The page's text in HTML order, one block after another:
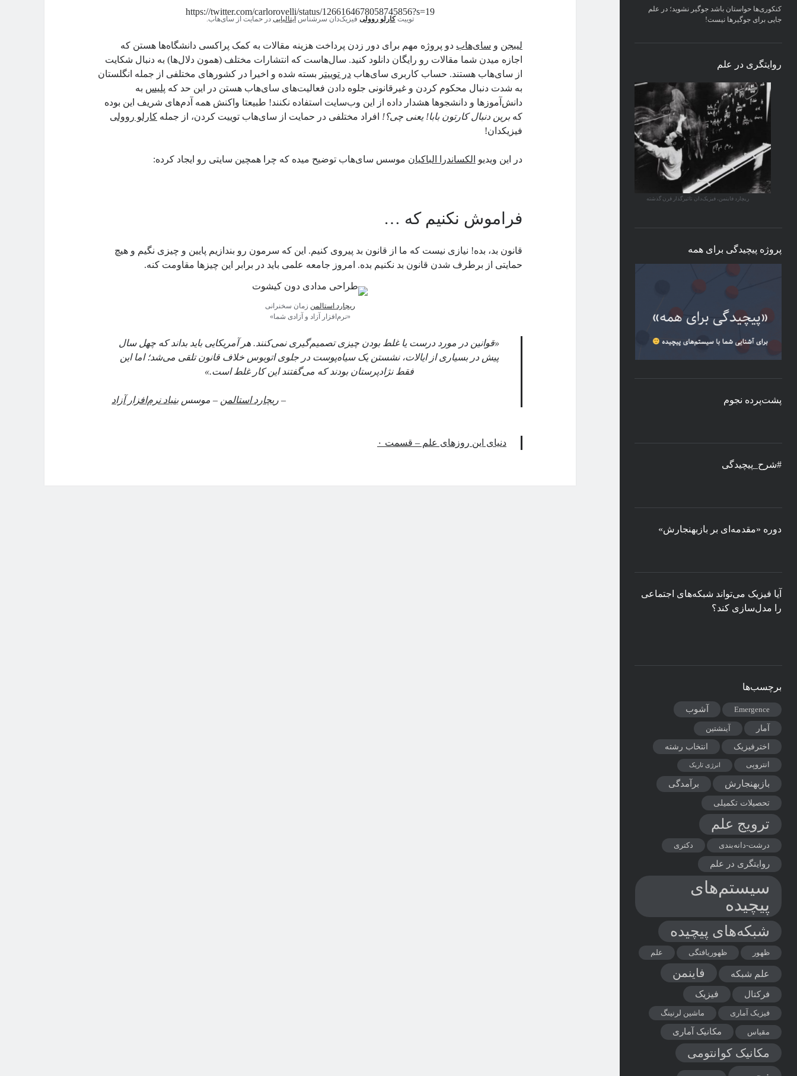
کنکوری‌ها حواستان باشد جوگیر نشوید؛ در علم
جایی برای جوگیرها نیست!
روایتگری در علم
ریچارد فاینمن، فیزیک‌دان تاثیرگذار قرن گذشته
پروژه پیچیدگی برای همه
پشت‌پرده نجوم
#شرح_پیچیدگی
دوره «مقدمه‌ای بر بازبهنجارش»
آیا فیزیک می‌تواند شبکه‌های اجتماعی
را مدل‌سازی کند؟
برچسب‌ها
Emergence آشوب
آمار آینشتین
اخترفیزیک انتخاب رشته
انتروپی انرژی تاریک
بازبهنجارش برآمدگی
تحصیلات تکمیلی
ترویج علم
درشت-دانه‌بندی دکتری
روایتگری در علم
سیستم‌های
پیچیده
شبکه‌های پیچیده
ظهور ظهوریافتگی علم
علم شبکه فاینمن
فرکتال فیزیک
فیزیک آماری ماشین لرنینگ
مقیاس مکانیک آماری
مکانیک کوانتومی
https://twitter.com/carlorovelli/status/1266164678058745856?s=19
توییتکارلو روولی فیزیک‌دان سرشناس ایتالیایی در حمایت از سای‌هاب.
لیبجن و سای‌هاب دو پروژه مهم برای دور زدن پرداخت هزینه مقالات به کمک پراکسی دانشگاه‌ها هستن که
اجازه میدن شما مقالات رو رایگان دانلود کنید. سال‌هاست که انتشارات مختلف (همون دلال‌ها) به دنبال شکایت
از سای‌هاب هستند. حساب کاربری سای‌هابدر توییتر بسته شده و اخیرا در کشورهای مختلفی از جمله انگلستان
به شدت دنبال محکوم کردن و غیرقانونی جلوه دادن فعالیت‌های سای‌هاب هستن در این حد که پلیس به
دانش‌آموزها و دانشجوها هشدار داده از این وب‌سایت استفاده نکنند! طبیعتا واکنش همه آدم‌های شریف این بوده
کهبرین دنبال کارتون بابا! یعنی چی؟! افراد مختلفی در حمایت از سای‌هاب توییت کردن، از جملهکارلو روولی
فیزیکدان!
در این ویدیو الکساندرا الباکیان موسس سای‌هاب توضیح میده که چرا همچین سایتی رو ایجاد کرده:
فراموش نکنیم که …
قانون بد، بده! نیازی نیست که ما از قانون بد پیروی کنیم. این که سرمون رو بندازیم پایین و چیزی نگیم و هیچ
حمایتی از برطرف شدن قانون بد نکنیم بده. امروز جامعه علمی باید در برابر این چیزها مقاومت کنه.
ریچارد استالمن زمان سخنرانی
«نرم‌افزار آزاد و آزادی شما»
«قوانین در مورد درست یا غلط بودن چیزی تصمیم‌گیری نمی‌کنند. هر آمریکایی باید بداند که چهل سال
پیش در بسیاری از ایالات، نشستن یک سیاه‌پوست در جلوی اتوبوس خلاف قانون تلقی می‌شد؛ اما این
فقط نژادپرستان بودند که می‌گفتند این کار غلط است.»
– ریچارد استالمن – موسس بنیاد نرم‌افزار آزاد
دنیای این روزهای علم – قسمت ۰